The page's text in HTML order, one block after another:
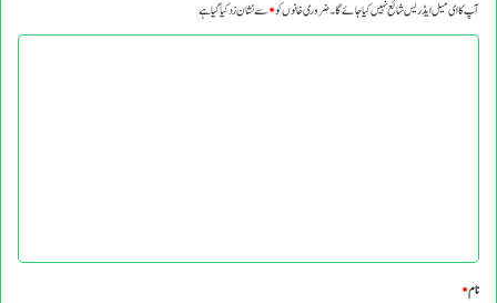
آپ کا ای میل ایڈریس شائع نہیں کیا جائے گا۔ضروری خانوں کو*سے نشان زد کیا گیا ہے
نام*